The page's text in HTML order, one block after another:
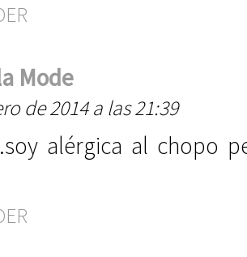
Mode
de 2014 a las 21:39
alérgica al chopo